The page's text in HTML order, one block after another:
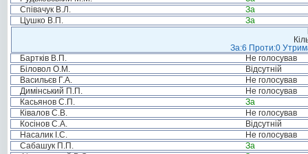
Співачук В.Л.
За
Цушко В.П.
За
За:6 Проти:0
Бартків В.П.
Не голосував
Біловол О.М.
Відсутній
Васильєв Г.А.
Не голосував
Димінський П.П.
Не голосував
Касьянов С.П.
За
Ківалов С.В.
Не голосував
Косінов С.А.
Відсутній
Насалик І.С.
Не голосував
Сабашук П.П.
За